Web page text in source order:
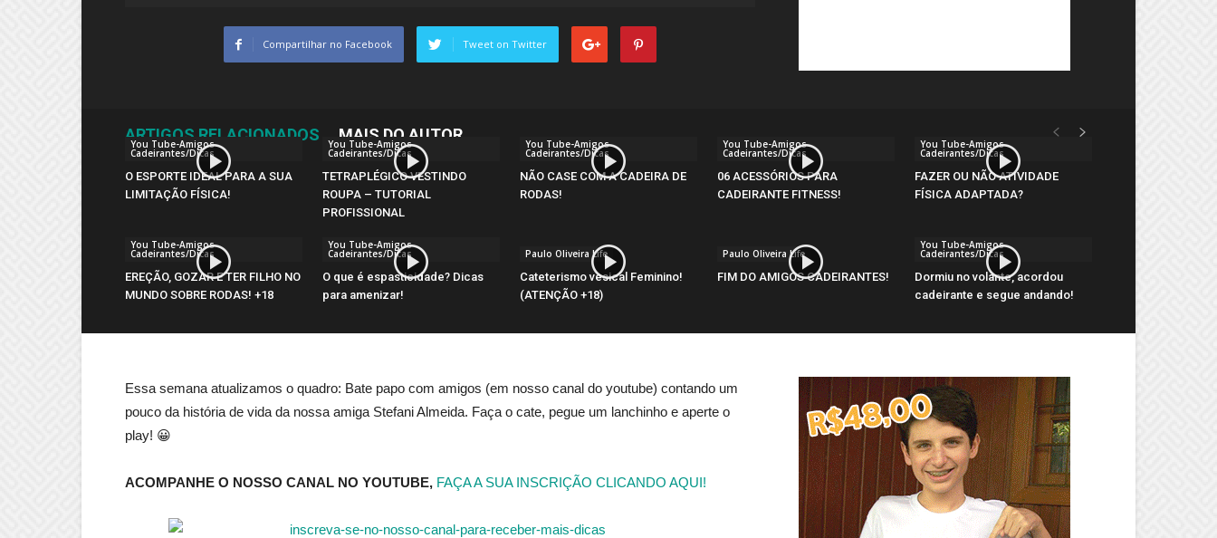
Compartilhar no Facebook Tweet on Twitter
ARTIGOS RELACIONADOS MAIS DO AUTOR
You Tube-Amigos
Cadeirantes/Dicas
O ESPORTE IDEAL PARA A SUA
LIMITAÇÃO FÍSICA!
You Tube-Amigos
Cadeirantes/Dicas
TETRAPLÉGICO VESTINDO
ROUPA – TUTORIAL
PROFISSIONAL
You Tube-Amigos
Cadeirantes/Dicas
NÃO CASE COM A CADEIRA DE
RODAS!
You Tube-Amigos
Cadeirantes/Dicas
06 ACESSÓRIOS PARA
CADEIRANTE FITNESS!
You Tube-Amigos
Cadeirantes/Dicas
FAZER OU NÃO ATIVIDADE
FÍSICA ADAPTADA?
You Tube-Amigos
Cadeirantes/Dicas
EREÇÃO, GOZAR E TER FILHO NO
MUNDO SOBRE RODAS! +18
You Tube-Amigos
Cadeirantes/Dicas
O que é espasticidade? Dicas
para amenizar!
Paulo Oliveira Life
Cateterismo vesical Feminino!
(ATENÇÃO +18)
Paulo Oliveira Life
FIM DO AMIGOS CADEIRANTES!
You Tube-Amigos
Cadeirantes/Dicas
Dormiu no volante, acordou
cadeirante e segue andando!
Essa semana atualizamos o quadro: Bate papo com amigos (em nosso canal do youtube) contando um
pouco da história de vida da nossa amiga Stefani Almeida. Faça o cate, pegue um lanchinho e aperte o
play! 😀
ACOMPANHE O NOSSO CANAL NO YOUTUBE, FAÇA A SUA INSCRIÇÃO CLICANDO AQUI!